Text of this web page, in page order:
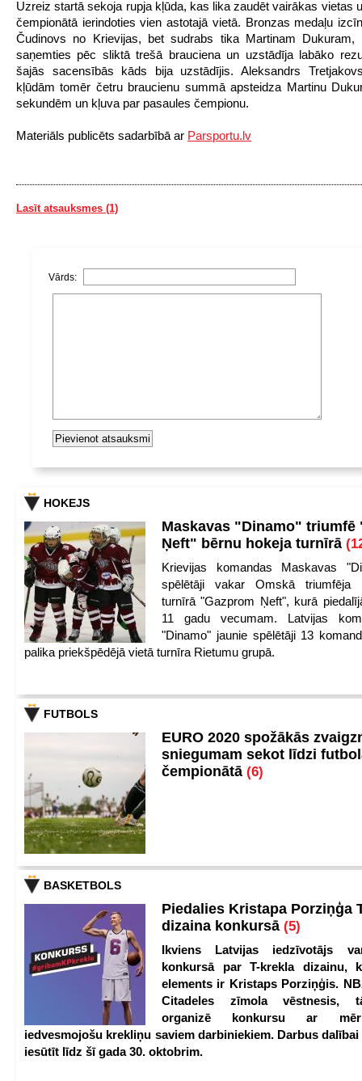
Uzreiz startā sekoja rupja kļūda, kas lika zaudēt vairākas vietas
čempionātā ierindoties vien astotajā vietā. Bronzas medaļu
Čudinovs no Krievijas, bet sudrabs tika Martinam Dukuram,
saņemties pēc sliktā trešā brauciena un uzstādīja labāko
šajās sacensībās kāds bija uzstādījis. Aleksandrs
kļūdām tomēr četru braucienu summā apsteidza Martinu
sekundēm un kļuva par pasaules čempionu.
Materiāls publicēts sadarbībā ar Parsportu.lv
Lasīt atsauksmes (1)
Vārds:
HOKEJS
Maskavas "Dinamo" triumfē
Ņeft" bērnu hokeja turnīrā
Krievijas komandas Maskavas
spēlētāji vakar Omskā triumfēja
turnīrā "Gazprom Ņeft", kurā
11 gadu vecumam. Latvijas
"Dinamo" jaunie spēlētāji 13
palika priekšpēdējā vietā turnīra Rietumu grupā.
FUTBOLS
EURO 2020 spožākās
sniegumam sekot līdzi
čempionātā (6)
BASKETBOLS
Piedalies Kristapa Porziņģa
dizaina konkursā (5)
Ikviens Latvijas iedzīvotājs
konkursā par T-krekla dizainu,
elements ir Kristaps Porziņģis.
Citadeles zīmola vēstnesis,
organizē konkursu ar
iedvesmojošu krekliņu saviem darbiniekiem. Darbus
iesūtīt līdz šī gada 30. oktobrim.